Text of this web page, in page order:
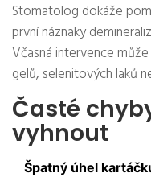
Stomatolog dokáže
první náznaky
Včasná intervence
gelů, selenitových laků
Časté
vyhnout
Špatný úhel